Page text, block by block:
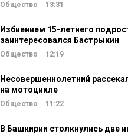
Общество 13:31
Избиением 15-летнего
заинтересовался Бастрыкин
Общество 12:19
Несовершеннолетний
на мотоцикле
Общество 11:22
В Башкирии столкнулись две